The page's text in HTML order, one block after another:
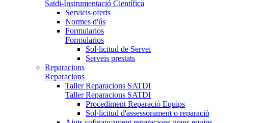
Satdi-Instrumentació Científica
Servicis oferts
Normes d'ús
Formularios
Formularios
Sol·licitud de Servei
Serveis prestats
Reparacions
Reparacions
Taller Reparacions SATDI
Taller Reparacions SATDI
Procediment Reparació Equips
Sol·licitud d'assessorament o reparació